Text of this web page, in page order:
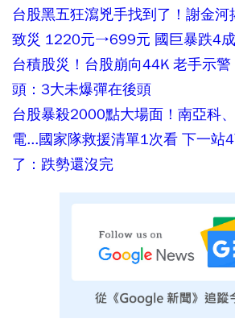
台股黑五狂瀉兇手找到了！謝金
致災 1220元→699元 國巨暴跌4
台積股災！台股崩向44K 老手示
頭：3大未爆彈在後頭
台股暴殺2000點大場面！南亞科
電...國家隊救援清單1次看 下一站
了：跌勢還沒完